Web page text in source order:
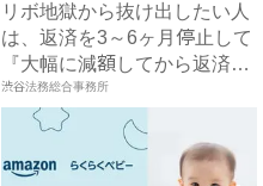
リボ地獄から抜け出したい人
は、返済を3～6ヶ月停止して
『大幅に減額してから返済
す...
渋谷法務総合事務所